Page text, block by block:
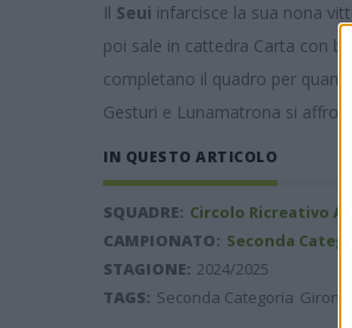
Il Seui infarcisce la sua nona
poi sale in cattedra Carta con
completano il quadro per
Gesturi e Lunamatrona si
IN QUESTO ARTICOLO
SQUADRE: Circolo Ricreativo
CAMPIONATO: Seconda
STAGIONE: 2024/2025
TAGS: Seconda Categoria Girone D